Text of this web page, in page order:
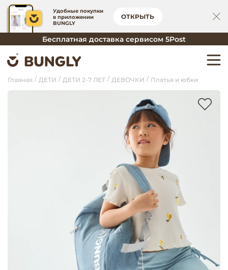
Удобные покупки
в приложении
BUNGLY
ОТКРЫТЬ
Бесплатная доставка сервисом 5Post
Главная ДЕТИ ДЕТИ 2-7 ЛЕТ ДЕВОЧКИ Платья и юбки